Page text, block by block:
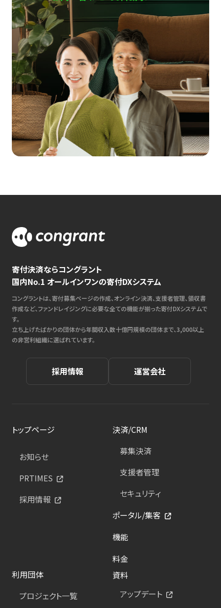
寄付決済ならコングラント
国内No.1 オールインワンの寄付DXシステム
コングラントは、寄付募集ページの作成、オンライン決済、支援者管理、領収書
作成など、ファンドレイジングに必要な全ての機能が揃った寄付DXシステムで
す。
立ち上げたばかりの団体から年間収入数十億円規模の団体まで、3,000以上
の非営利組織に選ばれています。
採用情報 運営会社
トップページ
お知らせ
PRTIMES
採用情報
決済/CRM
募集決済
支援者管理
セキュリティ
ポータル/集客
機能
料金
利用団体
プロジェクト一覧
資料
アップデート